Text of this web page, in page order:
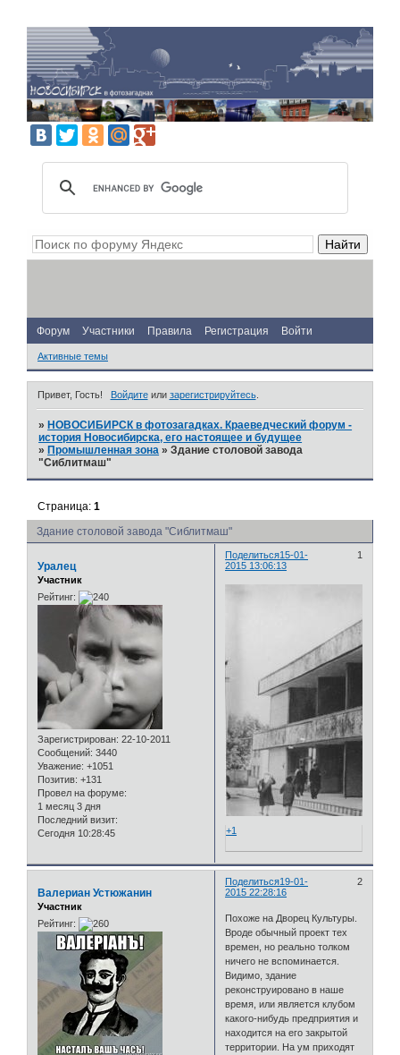
Форум Участники Правила Регистрация Войти
Активные темы
Привет, Гость! Войдитеили зарегистрируйтесь.
» НОВОСИБИРСК в фотозагадках. Краеведческий форум -
история Новосибирска, его настоящее и будущее
» Промышленная зона »Здание столовой завода
"Сиблитмаш"
Здание столовой завода "Сиблитмаш"
Страница:1
Поделиться 1
15-01-
2015 13:06:13
Уралец
Участник
Рейтинг:
Зарегистрирован: 22-10-2011
Сообщений: 3440
Уважение: +1051
Позитив: +131
Провел на форуме:
1 месяц 3 дня
Последний визит:
Сегодня 10:28:45
+1
Поделиться 2
19-01-
2015 22:28:16
Валериан Устюжанин
Участник
Рейтинг:
Похоже на Дворец Культуры.
Вроде обычный проект тех
времен, но реально толком
ничего не вспоминается.
Видимо, здание
реконструировано в наше
время, или является клубом
какого-нибудь предприятия и
находится на его закрытой
территории. На ум приходят